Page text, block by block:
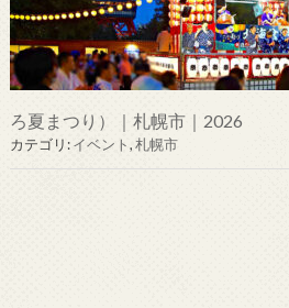
ろ夏まつり）｜札幌市｜2026
カテゴリ:イベント,札幌市